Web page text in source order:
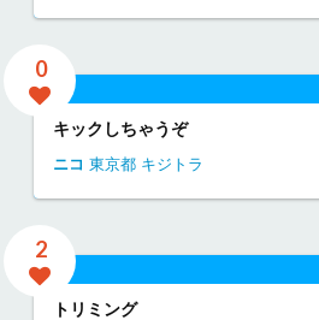
0
キックしちゃうぞ
ニコ 東京都 キジトラ
2
トリミング